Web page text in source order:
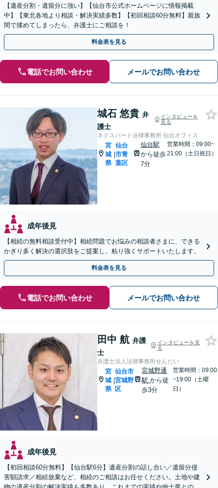
【遺産分割・遺留分に強い】【仙台市公式ホームページに情報掲載
中】【東北各地より相談・解決実績多数】【初回相談60分無料】親族
間で揉めてしまったら、弁護士にご相談を！
料金表を見る
電話でお問い合わせ メールでお問い合わせ
城石 悠貴 弁
護士
インタビューを
見る
ネクスパート法律事務所 仙台オフィス
宮
城
県
|
仙台
市青
葉区
仙台駅
から徒歩
7分
営業時間：09:00~
21:00（土日祝日）
成年後見
【相続の無料相談受付中】相続問題でお悩みの相談者さまに、できる
かぎり多く解決の選択肢をご提案し、粘り強くサポートいたします。
料金表を見る
電話でお問い合わせ メールでお問い合わせ
田中 航 弁護
士
インタビューを見
る
弁護士法人法律事務所せんだい
宮
城
県
|
仙台市
宮城野
区
宮城野通
駅から徒
歩3分
営業時間：09:00
~19:00（土曜
日）
成年後見
【初回相談60分無料】【仙台駅6分】遺産分割の話し合い／遺留分侵
害額請求／相続放棄など、相続のご相談はお任せください。土地や建